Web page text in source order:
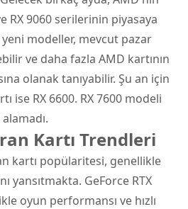
RX 9060 serilerinin piyasaya
yeni modeller, mevcut pazar
ve daha fazla AMD kartının
olanak tanıyabilir. Şu an için
ise RX 6600. RX 7600 modeli
Kartı Trendleri
kartı popülaritesi, genellikle
yansıtmakta. GeForce RTX
oyun performansı ve hızlı